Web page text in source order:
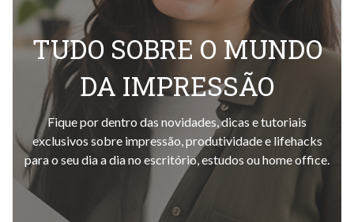
TUDO SOBRE O MUNDO
DA IMPRESSÃO
Fique por dentro das novidades, dicas e tutoriais
exclusivos sobre impressão, produtividade e lifehacks
para o seu dia a dia no escritório, estudos ou home office.